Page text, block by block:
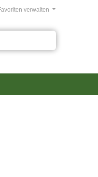
verwalten